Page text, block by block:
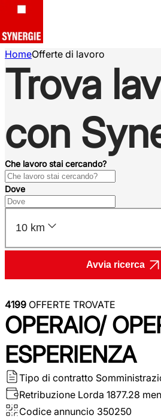
HomeOfferte di lavoro
Trova
con
Che lavoro stai cercando?
Dove
10 km
Avvia ricerca
4199 OFFERTE TROVATE
OPERAIO/
ESPERIENZA
Tipo di contratto
Retribuzione Lorda 1877.28
Codice annuncio 350250